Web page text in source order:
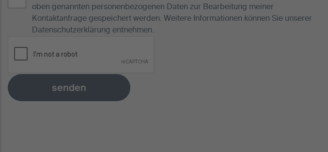
oben genannten personenbezogenen Daten zur Bearbeitung meiner
Kontaktanfrage gespeichert werden. Weitere Informationen können Sie unserer
Datenschutzerklärung entnehmen.
senden